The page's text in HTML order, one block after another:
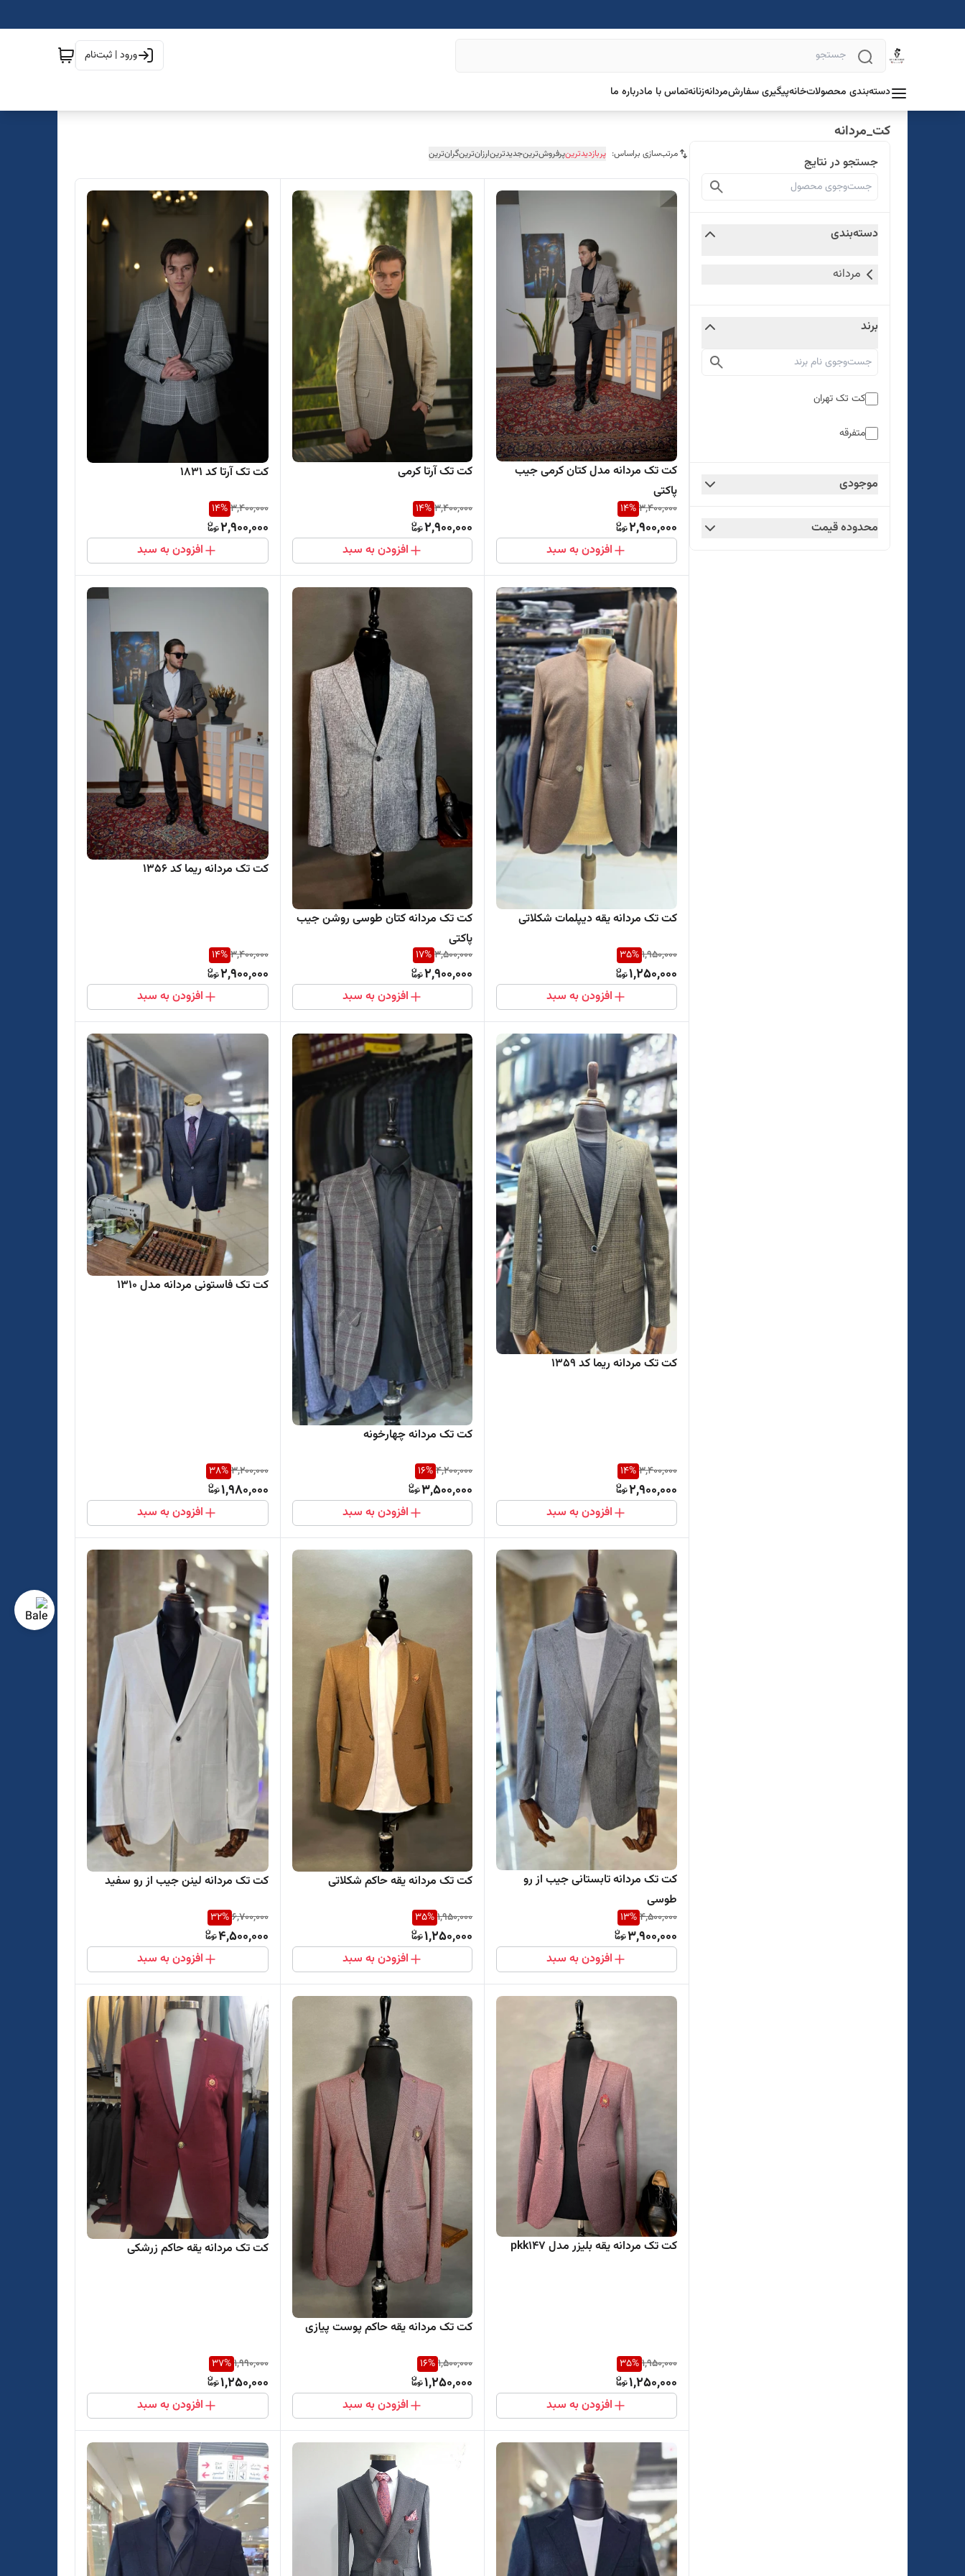
ورود | ثبت‌نام
دسته‌بندی محصولاتخانهپیگیری سفارشمردانهزنانهتماس با مادرباره ما
کت_مردانه
جستجو در نتایج
دسته‌بندی
مردانه
برند
کت تک تهران
متفرقه
موجودی
محدوده قیمت
مرتب‌سازی براساس: پربازدیدترینپرفروش‌ترینجدیدترینارزان‌ترینگران‌ترین
کت تک مردانه مدل کتان کرمی جیب
پاکتی
3,400,000
14%
2,900,000
افزودن به سبد
کت تک آرتا کرمی
3,400,000
14%
2,900,000
افزودن به سبد
کت تک آرتا کد ۱۸۳۱
3,400,000
14%
2,900,000
افزودن به سبد
کت تک مردانه یقه دیپلمات شکلاتی
1,950,000
35%
1,250,000
افزودن به سبد
کت تک مردانه کتان طوسی روشن جیب
پاکتی
3,500,000
17%
2,900,000
افزودن به سبد
کت تک مردانه ریما کد ۱۳۵۶
3,400,000
14%
2,900,000
افزودن به سبد
کت تک مردانه ریما کد ۱۳۵9
3,400,000
14%
2,900,000
افزودن به سبد
کت تک مردانه چهارخونه
4,200,000
16%
3,500,000
افزودن به سبد
کت تک فاستونی مردانه مدل 1310
3,200,000
38%
1,980,000
افزودن به سبد
کت تک مردانه تابستانی جیب از رو
طوسی
4,500,000
13%
3,900,000
افزودن به سبد
کت تک مردانه یقه حاکم شکلاتی
1,950,000
35%
1,250,000
افزودن به سبد
کت تک مردانه لینن جیب از رو سفید
6,700,000
32%
4,500,000
افزودن به سبد
کت تک مردانه یقه بلیزر مدل pkk147
1,950,000
35%
1,250,000
افزودن به سبد
کت تک مردانه یقه حاکم پوست پیازی
1,500,000
16%
1,250,000
افزودن به سبد
کت تک مردانه یقه حاکم زرشکی
1,990,000
37%
1,250,000
افزودن به سبد